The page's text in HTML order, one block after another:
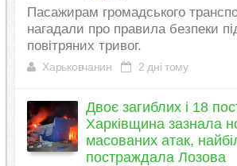
Пасажирам громадського
нагадали про правила безпеки
повітряних тривог.
Харьковчанин 2 дні тому
Двоє загиблих і 18
Харківщина зазнала
масованих атак,
постраждала Лозова